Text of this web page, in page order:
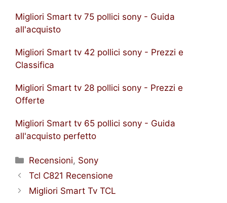
Migliori Smart tv 75 pollici sony - Guida
all'acquisto
Migliori Smart tv 42 pollici sony - Prezzi e
Classifica
Migliori Smart tv 28 pollici sony - Prezzi e
Offerte
Migliori Smart tv 65 pollici sony - Guida
all'acquisto perfetto
Categorie
Recensioni, Sony
Tcl C821 Recensione
Migliori Smart Tv TCL